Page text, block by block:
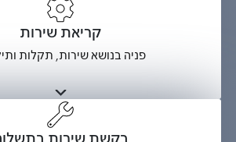
קריאת שירות
פניה בנושא שירות, תקלות